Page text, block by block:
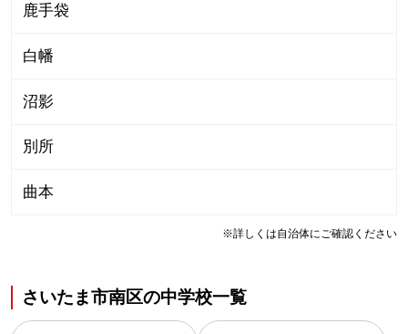
鹿手袋
白幡
沼影
別所
曲本
※詳しくは自治体にご確認ください
さいたま市南区の中学校一覧